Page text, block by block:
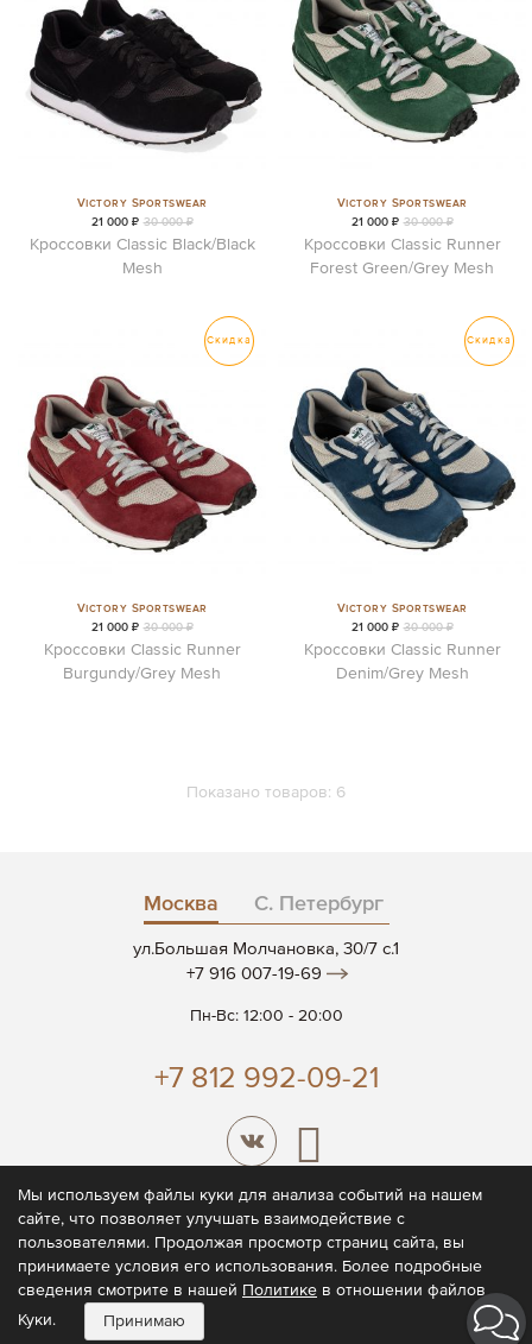
Victory Sportswear
21 000 ₽ 30 000 ₽
Кроссовки Classic Black/Black
Mesh
Victory Sportswear
21 000 ₽ 30 000 ₽
Кроссовки Classic Runner
Forest Green/Grey Mesh
Скидка
Victory Sportswear
21 000 ₽ 30 000 ₽
Кроссовки Classic Runner
Burgundy/Grey Mesh
Скидка
Victory Sportswear
21 000 ₽ 30 000 ₽
Кроссовки Classic Runner
Denim/Grey Mesh
Показано товаров: 6
Москва С. Петербург
ул.Большая Молчановка, 30/7 c.1
+7 916 007-19-69
Пн-Вс: 12:00 - 20:00
+7 812 992-09-21
Политика конфиденциальности
Пользовательское соглашение
Мы используем файлы куки для анализа событий на нашем
сайте, что позволяет улучшать взаимодействие с
пользователями. Продолжая просмотр страниц сайта, вы
принимаете условия его использования. Более подробные
сведения смотрите в нашей Политике в отношении файлов
Куки.
Принимаю